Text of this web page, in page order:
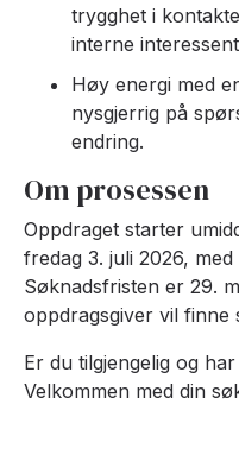
trygghet i
interne
Høy energi med
nysgjerrig på
endring.
Om prosessen
Oppdraget starter
fredag 3. juli 2026,
Søknadsfristen er 29.
oppdragsgiver vil finne
Er du tilgjengelig og
Velkommen med din